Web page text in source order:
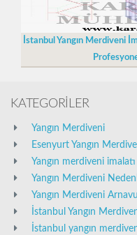
İstanbul Yangın Merdiveni
KATEGORİLER
Yangın Merdiveni
Esenyurt Yangın
Yangın merdiveni imalatı
Yangın Merdiveni
Yangın Merdiveni
İstanbul Yangın
İstanbul yangın